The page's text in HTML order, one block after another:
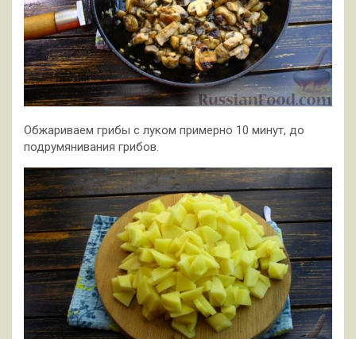
Обжариваем грибы с луком примерно 10 минут, до
подрумянивания грибов.